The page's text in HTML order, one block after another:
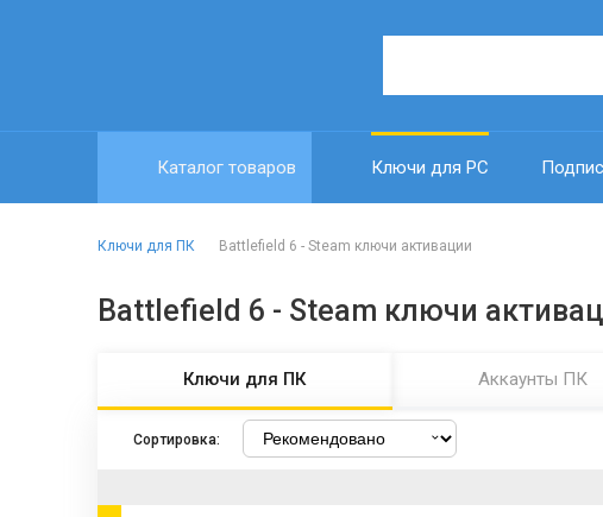
Каталог товаров Ключи для PC
Ключи для ПК Battlefield 6 - Steam ключи активации
Battlefield 6 - Steam ключи
Ключи для ПК Аккаунты ПК
Сортировка: